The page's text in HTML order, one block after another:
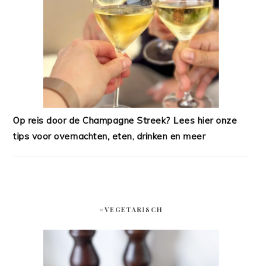
Op reis door de Champagne Streek? Lees hier onze
tips voor overnachten, eten, drinken en meer
#VEGETARISCH